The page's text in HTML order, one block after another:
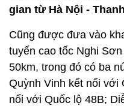
gian từ Hà Nội -
Cũng được đưa vào
tuyến cao tốc Nghi
50km, trong đó có ba
Quỳnh Vinh kết nối với
nối với Quốc lộ 48B;